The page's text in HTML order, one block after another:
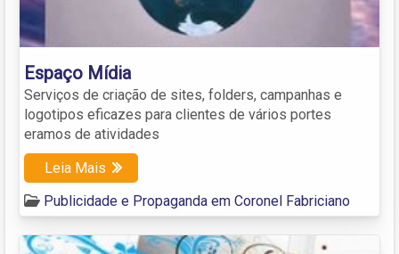
Espaço Mídia
Serviços de criação de sites, folders, campanhas e
logotipos eficazes para clientes de vários portes
eramos de atividades
Leia Mais
Publicidade e Propaganda em Coronel Fabriciano